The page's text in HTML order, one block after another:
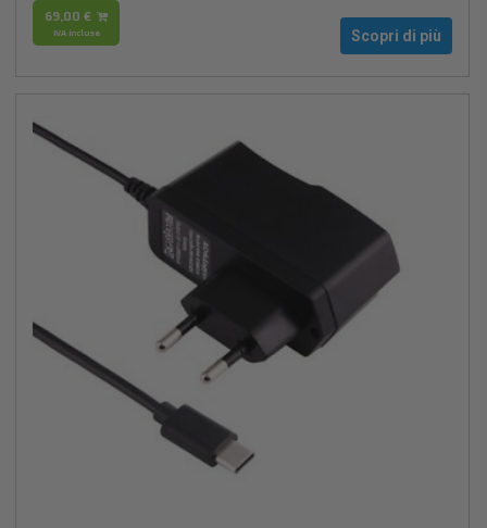
69,00 €
IVA inclusa Scopri di più